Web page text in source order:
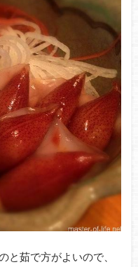
と茹で方がよいので、